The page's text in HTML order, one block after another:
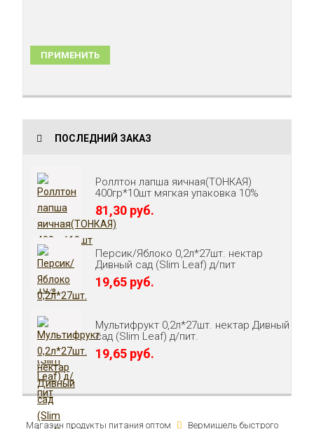
ПРИМЕНИТЬ
ПОСЛЕДНИЙ ЗАКАЗ
Роллтон лапша яичная(ТОНКАЯ)
400гр*10шт мягкая упаковка 10%
81,30 руб.
Персик/Яблоко 0,2л*27шт. нектар
Дивный сад (Slim Leaf) д/пит
19,65 руб.
Мультифрукт 0,2л*27шт. нектар Дивный
сад (Slim Leaf) д/пит.
19,65 руб.
Магазин продукты питания оптом Вермишель быстрого